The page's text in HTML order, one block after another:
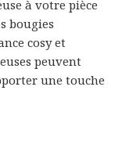
à votre pièce
bougies
cosy et
peuvent
une touche